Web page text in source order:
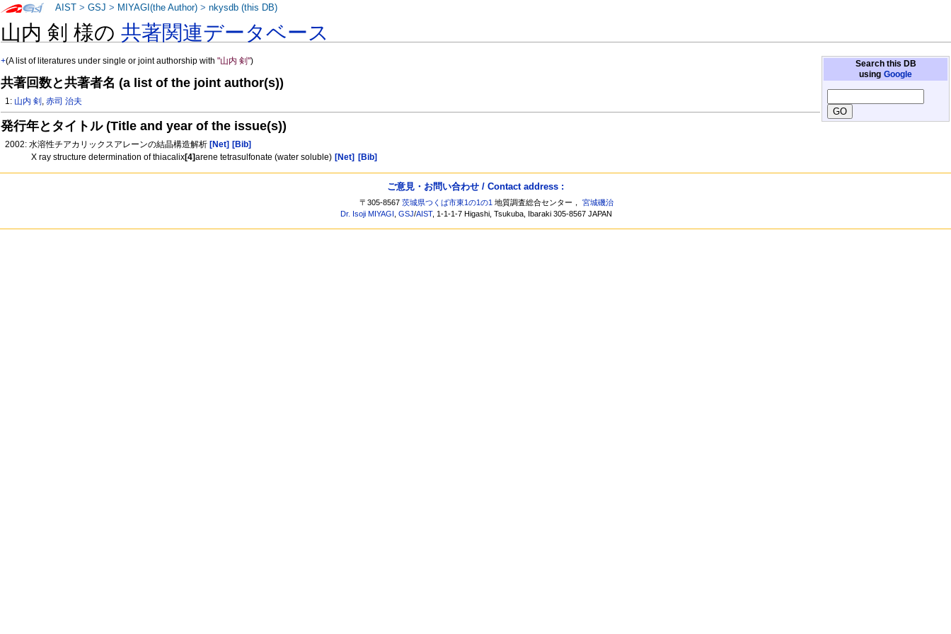
山内 剣 様の共著関連データベース
Search this DB
using Google
+(A list of literatures under single or joint authorship with"山内 剣")
共著回数と共著者名 (a list of the joint author(s))
1: 山内 剣 ,赤司 治夫
発行年とタイトル (Title and year of the issue(s))
2002: 水溶性チアカリックスアレーンの結晶構造解析 [Net] [Bib]
X ray structure determination of thiacalix[4]arene tetrasulfonate (water soluble) [Net] [Bib]
AIST >GSJ > MIYAGI(the Author) >nkysdb (this DB)
ご意見・お問い合わせ / Contact address :
〒305-8567茨城県つくば市東1の1の1 地質調査総合センター，宮城磯治
Dr. Isoji MIYAGI ,GSJ/AIST, 1-1-1-7 Higashi, Tsukuba, Ibaraki 305-8567 JAPAN